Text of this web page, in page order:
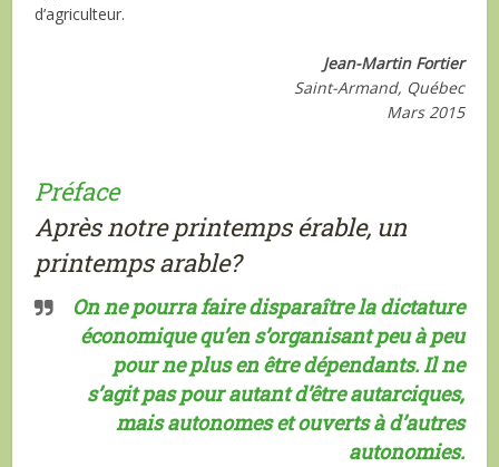
d’agriculteur.
Jean-Martin Fortier
Saint-Armand, Québec
Mars 2015
Préface
Après notre printemps érable, un
printemps arable?
On ne pourra faire disparaître la dictature
économique qu’en s’organisant peu à peu
pour ne plus en être dépendants. Il ne
s’agit pas pour autant d’être autarciques,
mais autonomes et ouverts à d’autres
autonomies.